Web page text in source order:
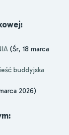
(Śr, 18 marca
buddyjska
2026)